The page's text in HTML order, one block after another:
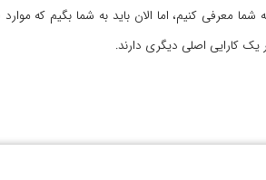
کنیم، اما الان باید به شما بگیم که موارد
یک کارایی اصلی دیگری دارند.